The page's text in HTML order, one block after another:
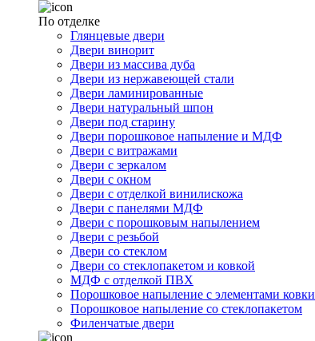
По отделке
Глянцевые двери
Двери винорит
Двери из массива дуба
Двери из нержавеющей стали
Двери ламинированные
Двери натуральный шпон
Двери под старину
Двери порошковое напыление и МДФ
Двери с витражами
Двери с зеркалом
Двери с окном
Двери с отделкой винилискожа
Двери с панелями МДФ
Двери с порошковым напылением
Двери с резьбой
Двери со стеклом
Двери со стеклопакетом и ковкой
МДФ с отделкой ПВХ
Порошковое напыление с элементами ковки
Порошковое напыление со стеклопакетом
Филенчатые двери